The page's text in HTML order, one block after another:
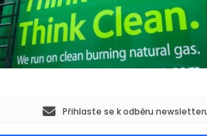
Přihlaste se k odběru